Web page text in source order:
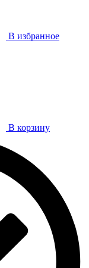
В избранное
В корзину